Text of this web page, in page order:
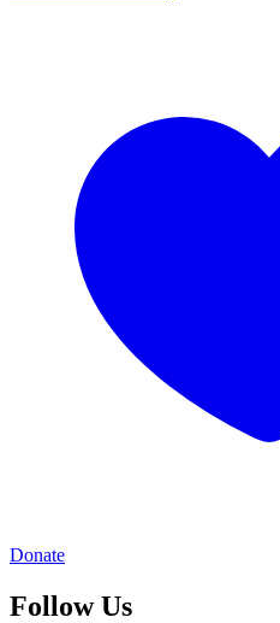
Donate
Follow Us